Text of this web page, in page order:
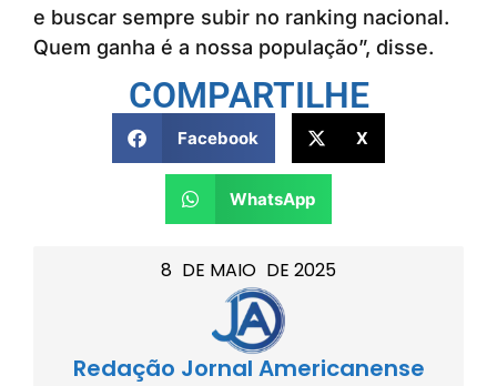
8 DE MAIO DE 2025
Redação Jornal Americanense
e buscar sempre subir no ranking nacional.
Quem ganha é a nossa população”, disse.
COMPARTILHE
Facebook X
WhatsApp